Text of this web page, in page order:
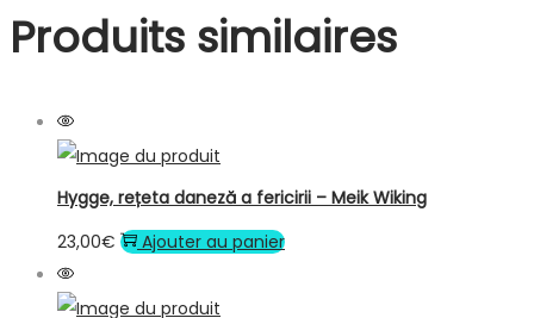
Produits similaires
Hygge, rețeta daneză a fericirii – Meik Wiking
23,00€ Ajouter au panier